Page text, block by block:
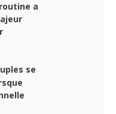
a
se